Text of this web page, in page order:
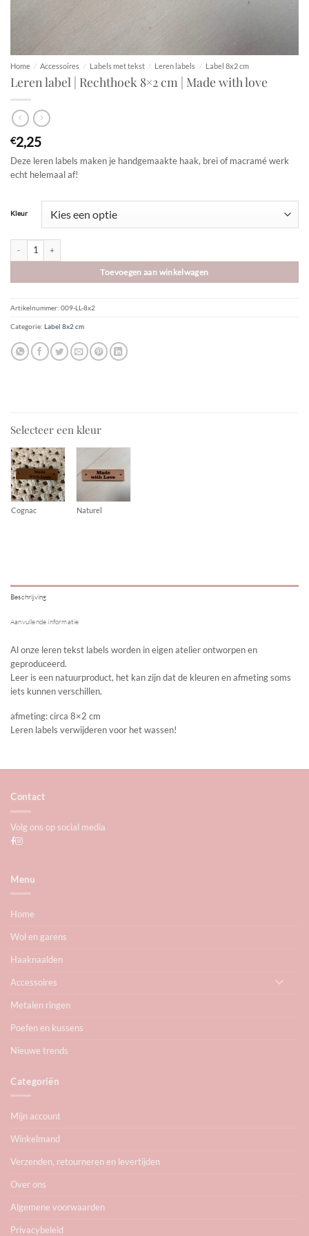
Home / Accessoires / Labels met tekst / Leren labels / Label 8x2 cm
Leren label | Rechthoek 8×2 cm | Made with love
€2,25
Deze leren labels maken je handgemaakte haak, brei of macramé werk
echt helemaal af!
Kleur
Leren label | Rechthoek 8x2 cm | Made with love aantal
Toevoegen aan winkelwagen
Artikelnummer: 009-LL-8x2
Categorie: Label 8x2 cm
Selecteer een kleur
Cognac Naturel
Beschrijving
Aanvullende informatie
Al onze leren tekst labels worden in eigen atelier ontworpen en
geproduceerd.
Leer is een natuurproduct, het kan zijn dat de kleuren en afmeting soms
iets kunnen verschillen.
afmeting: circa 8×2 cm
Leren labels verwijderen voor het wassen!
Contact
Volg ons op social media
Menu
Home
Wol en garens
Haaknaalden
Accessoires
Metalen ringen
Poefen en kussens
Nieuwe trends
Categoriën
Mijn account
Winkelmand
Verzenden, retourneren en levertijden
Over ons
Algemene voorwaarden
Privacybeleid